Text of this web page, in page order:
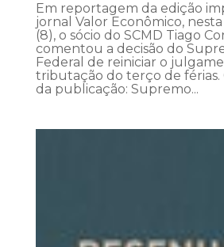
Em reportagem da edição
jornal Valor Econômico,
(8), o sócio do SCMD Tiago
comentou a decisão do
Federal de reiniciar o
tributação do terço de férias.
da publicação: Supremo...